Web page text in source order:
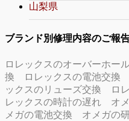
山梨県
ブランド別修理内容のご報告
ロレックスのオーバーホー
換
ロレックスの電池交換
ックスのリューズ交換
ロ
レックスの時計の遅れ
オ
メガの電池交換
オメガの